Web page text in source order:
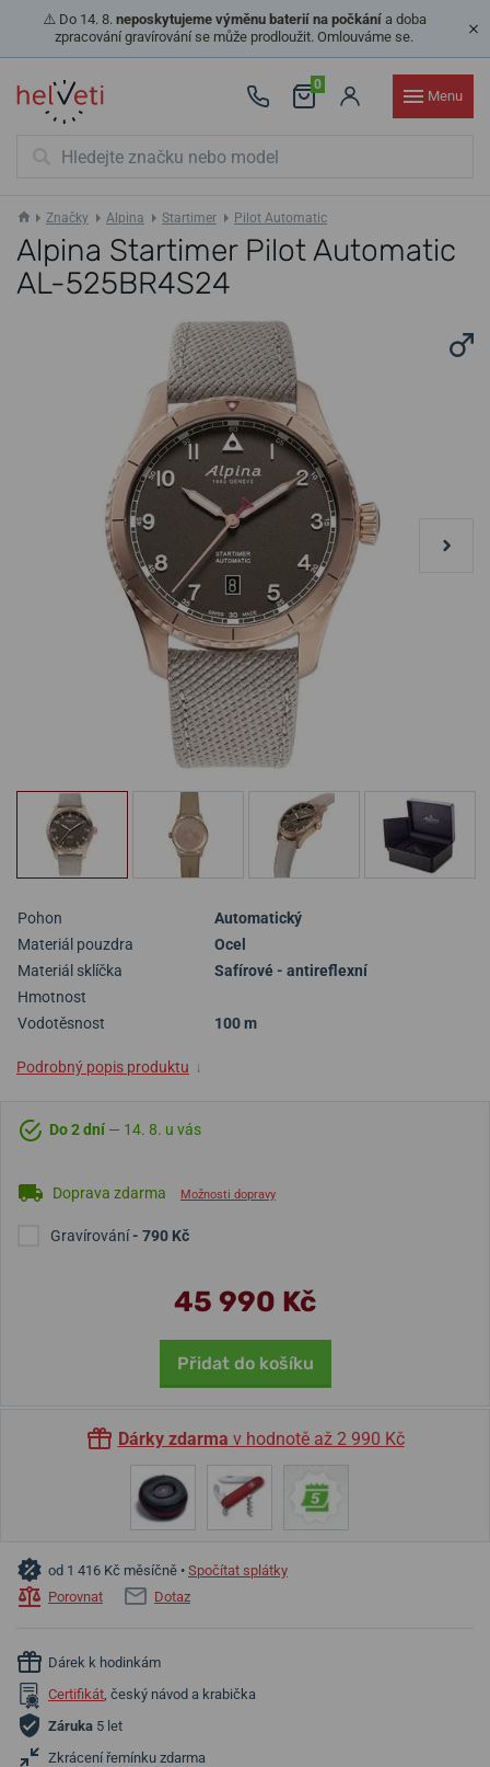
⚠️ Do 14. 8. neposkytujeme výměnu baterií na počkánía doba
zpracování gravírování se může prodloužit. Omlouváme se.
0
Menu
Značky Alpina Startimer Pilot Automatic
Alpina Startimer Pilot Automatic
AL-525BR4S24
Pohon
Automatický
Materiál pouzdra
Ocel
Materiál sklíčka
Safírové - antireflexní
Hmotnost
Vodotěsnost
100 m
Podrobný popis produktu ↓
Do 2 dní — 14. 8. u vás
Doprava zdarma Možnosti dopravy
Gravírování- 790 Kč
45 990 Kč
Přidat do košíku
Dárky zdarma v hodnotě až 2 990 Kč
od 1 416 Kč měsíčně • Spočítat splátky
Porovnat
Dotaz
Dárek k hodinkám
Certifikát, český návod a krabička
Záruka 5 let
Zkrácení řemínku zdarma